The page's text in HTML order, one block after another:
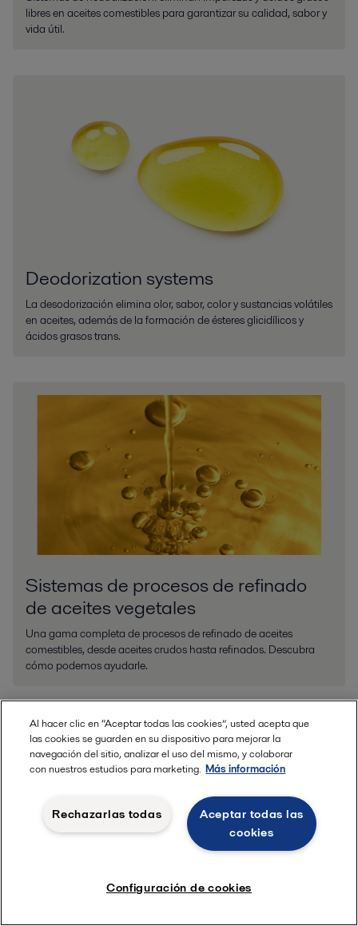
libres en aceites comestibles para garantizar su calidad, sabor y
vida útil.
Deodorization systems
La desodorización elimina olor, sabor, color y sustancias volátiles
en aceites, además de la formación de ésteres glicidílicos y
ácidos grasos trans.
Sistemas de procesos de refinado
de aceites vegetales
Una gama completa de procesos de refinado de aceites
comestibles, desde aceites crudos hasta refinados. Descubra
cómo podemos ayudarle.
Eleve el rendimiento de sus sistemas
de refinación de aceites comestibles
La producción inteligente de recursos es esencial, ya que los
aceites comestibles desempeñan un papel fundamental en la
sus sistemas de aceite comestible con el portafolio de servicios
Al hacer clic en “Aceptar todas las cookies”, usted acepta que
las cookies se guarden en su dispositivo para mejorar la
navegación del sitio, analizar el uso del mismo, y colaborar
con nuestros estudios para marketing. Más información
Aceptar todas las
cookies
Rechazarlas todas
Configuración de cookies